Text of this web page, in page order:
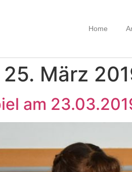
Home
25. März
am